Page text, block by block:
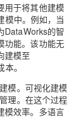
用于将其他建模
模中。例如，当
DataWorks的智
功能。该功能无
建模至
。
模。可视化建模
理。在这个过程
模效率。多语言